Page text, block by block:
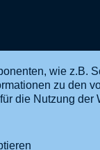
wie z.B.
zu den
die Nutzung